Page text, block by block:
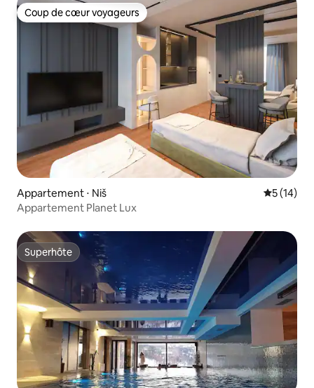
Coup de cœur voyageurs
Coup de cœur voyageurs
Appartement ⋅ Niš
5 (14)
Appartement Planet Lux
Superhôte
Superhôte